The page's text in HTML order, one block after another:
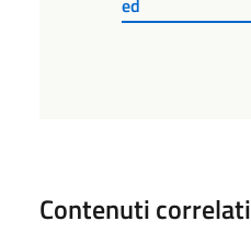
ed
Contenuti correlati